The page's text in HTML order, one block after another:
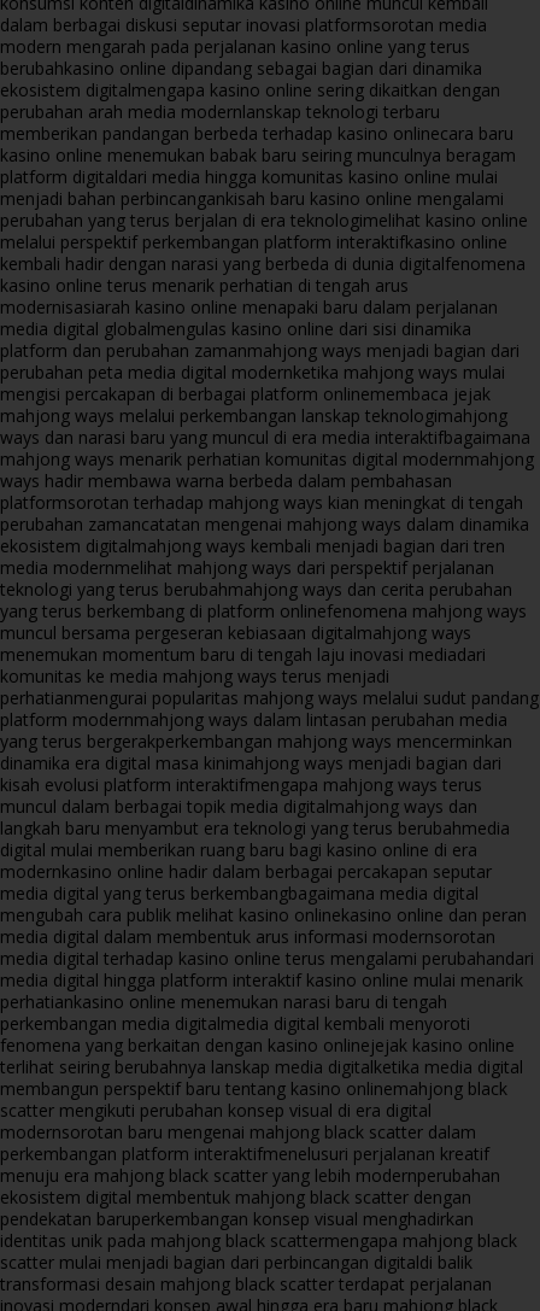
dalam berbagai diskusi seputar inovasi platformsorotan media
modern mengarah pada perjalanan kasino online yang terus
berubahkasino online dipandang sebagai bagian dari dinamika
ekosistem digitalmengapa kasino online sering dikaitkan dengan
perubahan arah media modernlanskap teknologi terbaru
memberikan pandangan berbeda terhadap kasino onlinecara baru
kasino online menemukan babak baru seiring munculnya beragam
platform digitaldari media hingga komunitas kasino online mulai
menjadi bahan perbincangankisah baru kasino online mengalami
perubahan yang terus berjalan di era teknologimelihat kasino online
melalui perspektif perkembangan platform interaktifkasino online
kembali hadir dengan narasi yang berbeda di dunia digitalfenomena
kasino online terus menarik perhatian di tengah arus
modernisasiarah kasino online menapaki baru dalam perjalanan
media digital globalmengulas kasino online dari sisi dinamika
platform dan perubahan zamanmahjong ways menjadi bagian dari
perubahan peta media digital modernketika mahjong ways mulai
mengisi percakapan di berbagai platform onlinemembaca jejak
mahjong ways melalui perkembangan lanskap teknologimahjong
ways dan narasi baru yang muncul di era media interaktifbagaimana
mahjong ways menarik perhatian komunitas digital modernmahjong
ways hadir membawa warna berbeda dalam pembahasan
platformsorotan terhadap mahjong ways kian meningkat di tengah
perubahan zamancatatan mengenai mahjong ways dalam dinamika
ekosistem digitalmahjong ways kembali menjadi bagian dari tren
media modernmelihat mahjong ways dari perspektif perjalanan
teknologi yang terus berubahmahjong ways dan cerita perubahan
yang terus berkembang di platform onlinefenomena mahjong ways
muncul bersama pergeseran kebiasaan digitalmahjong ways
menemukan momentum baru di tengah laju inovasi mediadari
komunitas ke media mahjong ways terus menjadi
perhatianmengurai popularitas mahjong ways melalui sudut pandang
platform modernmahjong ways dalam lintasan perubahan media
yang terus bergerakperkembangan mahjong ways mencerminkan
dinamika era digital masa kinimahjong ways menjadi bagian dari
kisah evolusi platform interaktifmengapa mahjong ways terus
muncul dalam berbagai topik media digitalmahjong ways dan
langkah baru menyambut era teknologi yang terus berubahmedia
digital mulai memberikan ruang baru bagi kasino online di era
modernkasino online hadir dalam berbagai percakapan seputar
media digital yang terus berkembangbagaimana media digital
mengubah cara publik melihat kasino onlinekasino online dan peran
media digital dalam membentuk arus informasi modernsorotan
media digital terhadap kasino online terus mengalami perubahandari
media digital hingga platform interaktif kasino online mulai menarik
perhatiankasino online menemukan narasi baru di tengah
perkembangan media digitalmedia digital kembali menyoroti
fenomena yang berkaitan dengan kasino onlinejejak kasino online
terlihat seiring berubahnya lanskap media digitalketika media digital
membangun perspektif baru tentang kasino onlinemahjong black
scatter mengikuti perubahan konsep visual di era digital
modernsorotan baru mengenai mahjong black scatter dalam
perkembangan platform interaktifmenelusuri perjalanan kreatif
menuju era mahjong black scatter yang lebih modernperubahan
ekosistem digital membentuk mahjong black scatter dengan
pendekatan baruperkembangan konsep visual menghadirkan
identitas unik pada mahjong black scattermengapa mahjong black
scatter mulai menjadi bagian dari perbincangan digitaldi balik
transformasi desain mahjong black scatter terdapat perjalanan
inovasi moderndari konsep awal hingga era baru mahjong black